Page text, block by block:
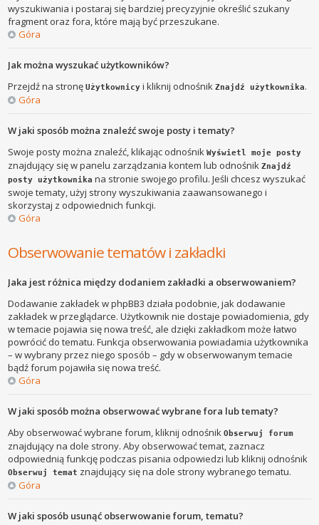
wyszukiwania i postaraj się bardziej precyzyjnie określić szukany
fragment oraz fora, które mają być przeszukane.
Góra
Jak można wyszukać użytkowników?
Przejdź na stronęUżytkownicy i kliknij odnośnikZnajdź użytkownika.
Góra
W jaki sposób można znaleźć swoje posty i tematy?
Swoje posty można znaleźć, klikając odnośnikWyświetl moje posty
znajdujący się w panelu zarządzania kontem lub odnośnikZnajdź
posty użytkownika na stronie swojego profilu. Jeśli chcesz wyszukać
swoje tematy, użyj strony wyszukiwania zaawansowanego i
skorzystaj z odpowiednich funkcji.
Góra
Obserwowanie tematów i zakładki
Jaka jest różnica między dodaniem zakładki a obserwowaniem?
Dodawanie zakładek w phpBB3 działa podobnie, jak dodawanie
zakładek w przeglądarce. Użytkownik nie dostaje powiadomienia, gdy
w temacie pojawia się nowa treść, ale dzięki zakładkom może łatwo
powrócić do tematu. Funkcja obserwowania powiadamia użytkownika
– w wybrany przez niego sposób – gdy w obserwowanym temacie
bądź forum pojawiła się nowa treść.
Góra
W jaki sposób można obserwować wybrane fora lub tematy?
Aby obserwować wybrane forum, kliknij odnośnikObserwuj forum
znajdujący na dole strony. Aby obserwować temat, zaznacz
odpowiednią funkcję podczas pisania odpowiedzi lub kliknij odnośnik
Obserwuj temat znajdujący się na dole strony wybranego tematu.
Góra
W jaki sposób usunąć obserwowanie forum, tematu?